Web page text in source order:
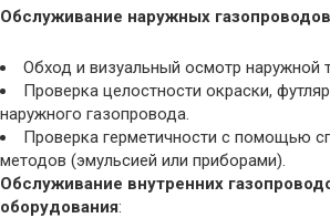
Обслуживание наружных газопроводов
Обход и визуальный осмотр наружной
Проверка целостности окраски,
наружного газопровода.
Проверка герметичности с помощью
методов (эмульсией или приборами).
Обслуживание внутренних
оборудования: